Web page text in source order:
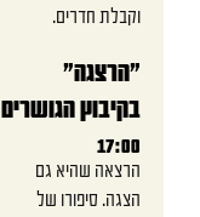
וקבלת חדרים.
"הרצגה"
בקיבוץ הגושרים
17:00
הרצאה שהיא גם
הצגה. סיפורו של